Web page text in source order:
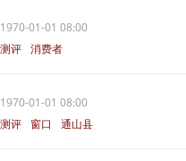
1970-01-01 08:00
测评 消费者
1970-01-01 08:00
测评
窗口 通山县